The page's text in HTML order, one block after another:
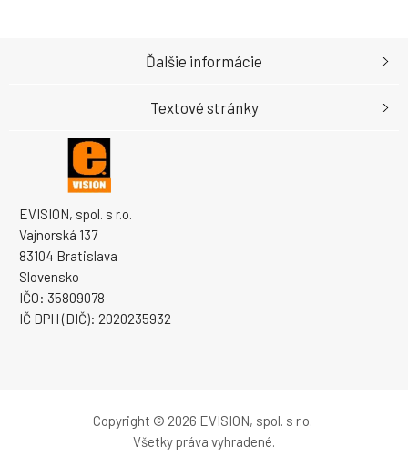
EVISION, spol. s r.o.
Vajnorská 137
83104 Bratislava
Slovensko
IČO: 35809078
IČ DPH (DIČ): 2020235932
Ďalšie informácie
Textové stránky
Copyright © 2026 EVISION, spol. s r.o.
Všetky práva vyhradené.